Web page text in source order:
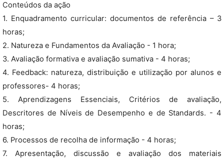
Conteúdos da ação
1. Enquadramento curricular: documentos de referência – 3
horas;
2. Natureza e Fundamentos da Avaliação - 1 hora;
3. Avaliação formativa e avaliação sumativa - 4 horas;
4. Feedback: natureza, distribuição e utilização por alunos e
professores- 4 horas;
5. Aprendizagens Essenciais, Critérios de avaliação,
Descritores de Níveis de Desempenho e de Standards. - 4
horas;
6. Processos de recolha de informação - 4 horas;
7. Apresentação, discussão e avaliação dos materiais